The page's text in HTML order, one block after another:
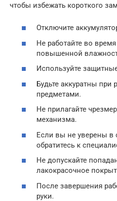
чтобы избежать короткого
Отключите
Не работайте во
повышенной
Используйте
Будьте аккуратны при
предметами.
Не прилагайте
механизма.
Если вы не уверены в
обратитесь к
Не допускайте
лакокрасочное
После завершения
руки.